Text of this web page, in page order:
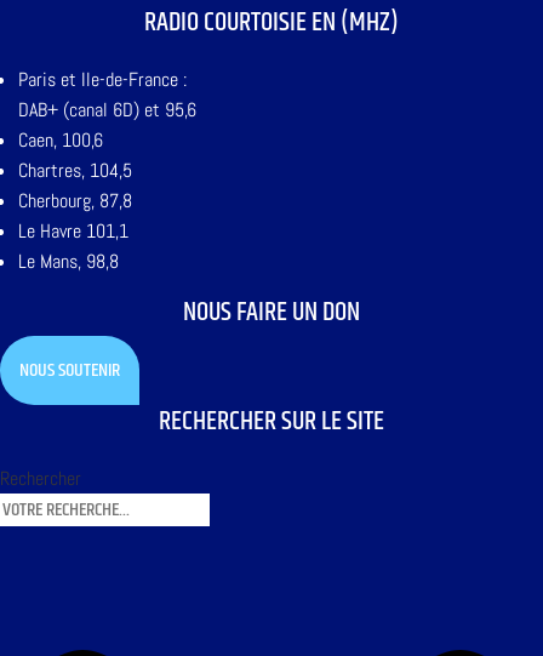
RADIO COURTOISIE EN (MHZ)
Paris et Ile-de-France :
DAB+ (canal 6D) et 95,6
Caen, 100,6
Chartres, 104,5
Cherbourg, 87,8
Le Havre 101,1
Le Mans, 98,8
NOUS FAIRE UN DON
NOUS SOUTENIR
RECHERCHER SUR LE SITE
Rechercher